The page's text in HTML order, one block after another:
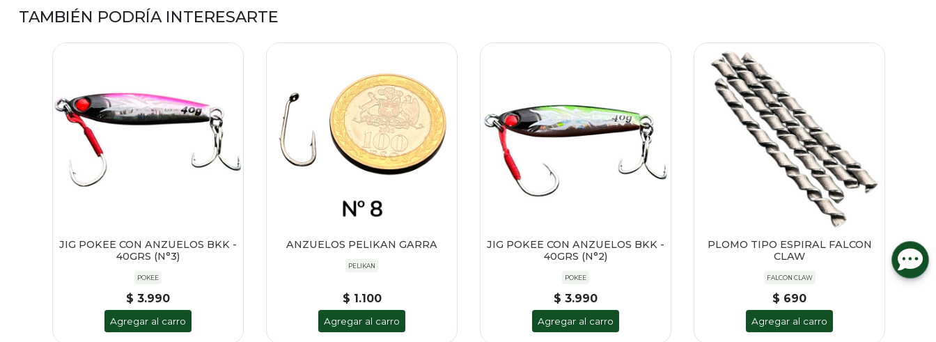
TAMBIÉN PODRÍA INTERESARTE
JIG POKEE CON ANZUELOS BKK -
40GRS (N°3)
POKEE
$ 3.990
Agregar al carro
ANZUELOS PELIKAN GARRA
PELIKAN
$ 1.100
Agregar al carro
JIG POKEE CON ANZUELOS BKK -
40GRS (N°2)
POKEE
$ 3.990
Agregar al carro
PLOMO TIPO ESPIRAL FALCON
CLAW
FALCON CLAW
$ 690
Agregar al carro